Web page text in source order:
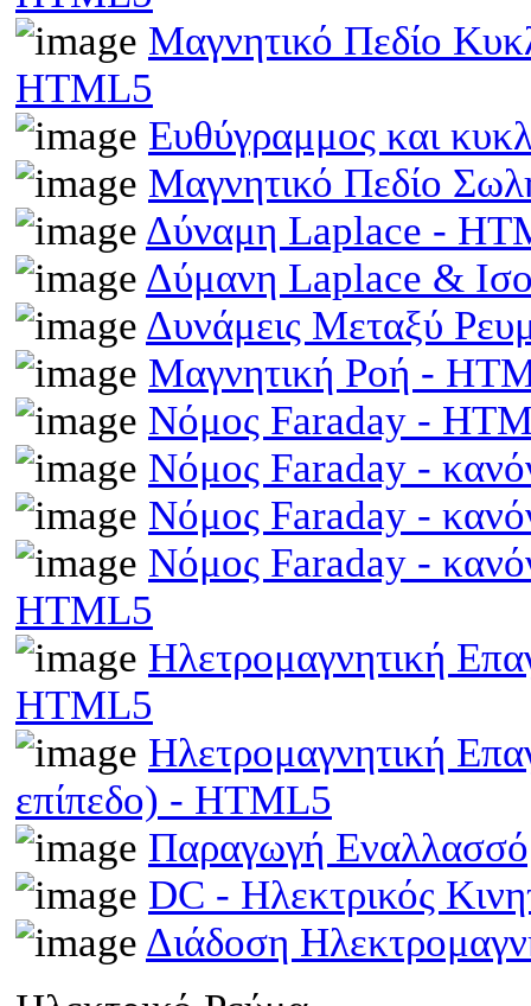
Μαγνητικό Πεδίο
HTML5
Ευθύγραμμος και
Μαγνητικό Πεδίο
Δύναμη Laplace -
Δύμανη Laplace &
Δυνάμεις Μεταξύ
Μαγνητική Ροή -
Νόμος Faraday -
Νόμος Faraday -
Νόμος Faraday -
Νόμος Faraday -
HTML5
Ηλετρομαγνητική
HTML5
Ηλετρομαγνητική
επίπεδο) - HTML5
Παραγωγή
DC - Ηλεκτρικός
Διάδοση